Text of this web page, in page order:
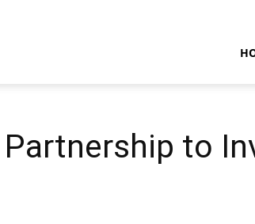
to